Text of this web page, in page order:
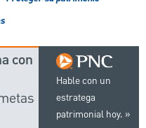
Hable con un
estratega
patrimonial hoy.
con